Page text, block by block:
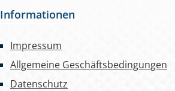
Informationen
Impressum
Allgemeine Geschäftsbedingungen
Datenschutz